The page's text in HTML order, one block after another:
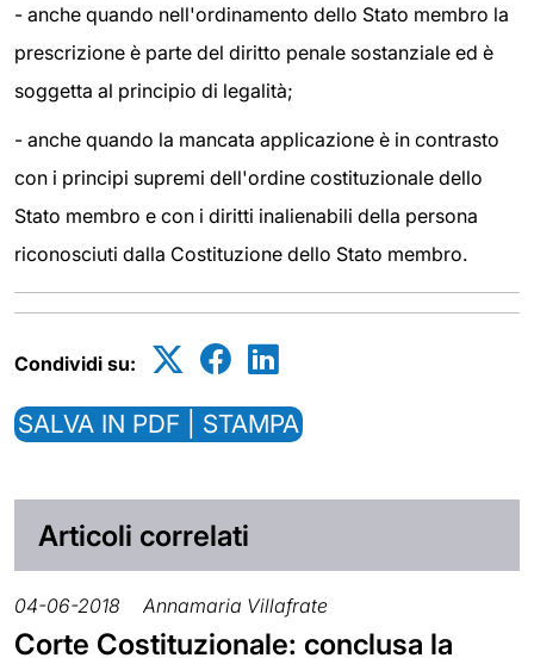
- anche quando nell'ordinamento dello Stato membro la
prescrizione è parte del diritto penale sostanziale ed è
soggetta al principio di legalità;
- anche quando la mancata applicazione è in contrasto
con i principi supremi dell'ordine costituzionale dello
Stato membro e con i diritti inalienabili della persona
riconosciuti dalla Costituzione dello Stato membro.
Condividi su:
SALVA IN PDF | STAMPA
Articoli correlati
04-06-2018 Annamaria Villafrate
Corte Costituzionale: conclusa la